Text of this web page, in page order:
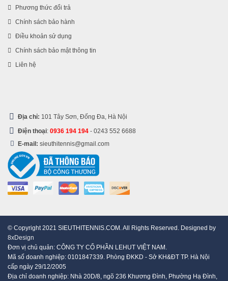
Phương thức đổi trả
Chính sách bảo hành
Điều khoản sử dụng
Chính sách bảo mật thông tin
Liên hệ
Địa chỉ: 101 Tây Sơn, Đống Đa, Hà Nội
Điện thoại: 0936 194 194 - 0243 552 6688
E-mail: sieuthitennis@gmail.com
© Copyright 2021 SIEUTHITENNIS.COM. All Rights Reserved. Designed by
8xDesign
Đơn vị chủ quản: CÔNG TY CỔ PHẦN LEHUT VIỆT NAM.
Mã số doanh nghiệp: 0101847339. Phòng ĐKKD - Sở KH&ĐT TP. Hà Nội
cấp ngày 29/12/2005
Địa chỉ doanh nghiệp: Nhà 20D/8, ngõ 236 Khương Đình, Phường Hạ Đình,